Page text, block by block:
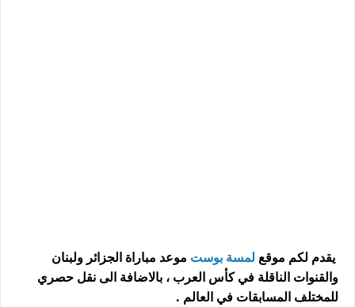
يقدم لكم موقع لمسة بوست موعد مباراة الجزائر ولبنان
والقنوات الناقلة في كأس العرب ، بالاضافة الى نقل حصري
للمختلف المسابقات في العالم .